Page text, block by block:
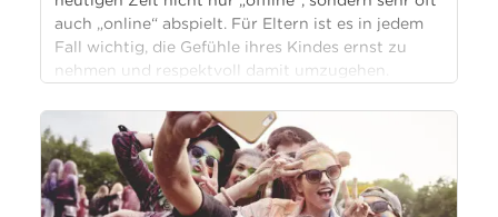
auch „online“ abspielt. Für Eltern ist es in jedem
Fall wichtig, die Gefühle ihres Kindes ernst zu
nehmen und respektvoll damit umzugehen.